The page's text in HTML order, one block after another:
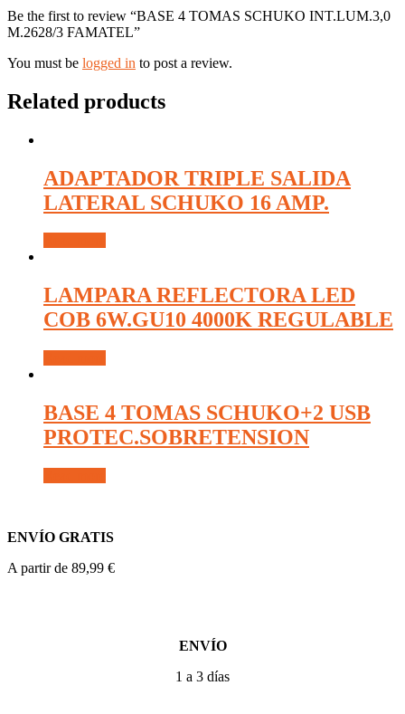
Be the first to review “BASE 4 TOMAS SCHUKO INT.LUM.3,0
M.2628/3 FAMATEL”
You must be logged in to post a review.
Related products
ADAPTADOR TRIPLE SALIDA
LATERAL SCHUKO 16 AMP.
LAMPARA REFLECTORA LED
COB 6W.GU10 4000K REGULABLE
BASE 4 TOMAS SCHUKO+2 USB
PROTEC.SOBRETENSION
ENVÍO GRATIS
A partir de 89,99 €
ENVÍO
1 a 3 días